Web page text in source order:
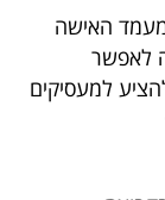
מעמד האישה
לאפשר
למעסיקים